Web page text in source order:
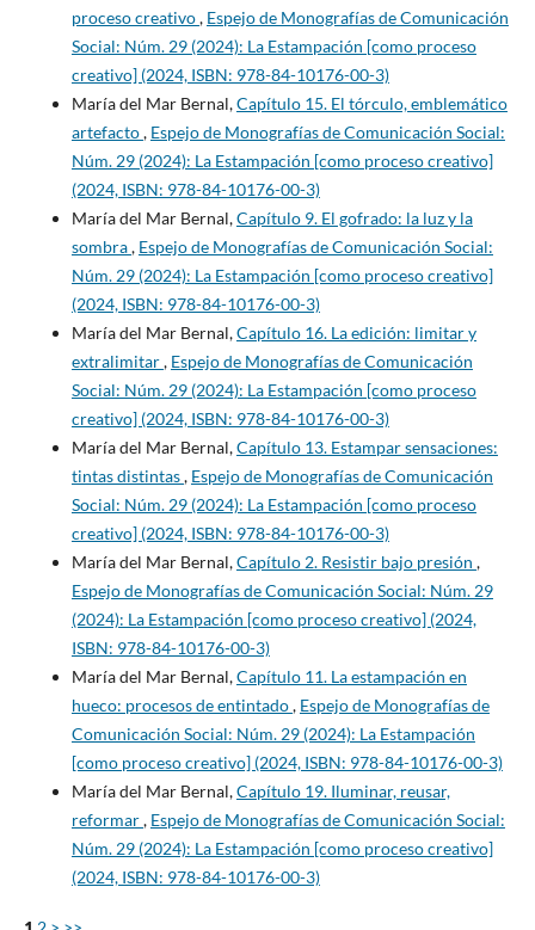
proceso creativo, Espejo de Monografías de Comunicación
Social: Núm. 29 (2024): La Estampación [como proceso
creativo] (2024, ISBN: 978-84-10176-00-3)
María del Mar Bernal,Capítulo 15. El tórculo, emblemático
artefacto, Espejo de Monografías de Comunicación Social:
Núm. 29 (2024): La Estampación [como proceso creativo]
(2024, ISBN: 978-84-10176-00-3)
María del Mar Bernal,Capítulo 9. El gofrado: la luz y la
sombra, Espejo de Monografías de Comunicación Social:
Núm. 29 (2024): La Estampación [como proceso creativo]
(2024, ISBN: 978-84-10176-00-3)
María del Mar Bernal,Capítulo 16. La edición: limitar y
extralimitar, Espejo de Monografías de Comunicación
Social: Núm. 29 (2024): La Estampación [como proceso
creativo] (2024, ISBN: 978-84-10176-00-3)
María del Mar Bernal,Capítulo 13. Estampar sensaciones:
tintas distintas, Espejo de Monografías de Comunicación
Social: Núm. 29 (2024): La Estampación [como proceso
creativo] (2024, ISBN: 978-84-10176-00-3)
María del Mar Bernal,Capítulo 2. Resistir bajo presión ,
Espejo de Monografías de Comunicación Social: Núm. 29
(2024): La Estampación [como proceso creativo] (2024,
ISBN: 978-84-10176-00-3)
María del Mar Bernal,Capítulo 11. La estampación en
hueco: procesos de entintado, Espejo de Monografías de
Comunicación Social: Núm. 29 (2024): La Estampación
[como proceso creativo] (2024, ISBN: 978-84-10176-00-3)
María del Mar Bernal,Capítulo 19. Iluminar, reusar,
reformar, Espejo de Monografías de Comunicación Social:
Núm. 29 (2024): La Estampación [como proceso creativo]
(2024, ISBN: 978-84-10176-00-3)